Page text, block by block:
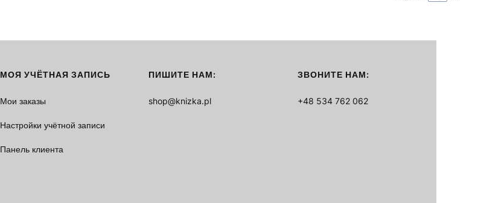
МОЯ УЧЁТНАЯ ЗАПИСЬ
Мои заказы
Настройки учётной записи
Панель клиента
ПИШИТЕ НАМ:
shop@knizka.pl
ЗВОНИТЕ НАМ:
+48 534 762 062